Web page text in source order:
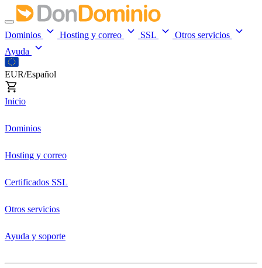
Dominios Hosting y correo SSL
Otros servicios
Ayuda
EUR/Español
Inicio
Dominios
Hosting y correo
Certificados SSL
Otros servicios
Ayuda y soporte